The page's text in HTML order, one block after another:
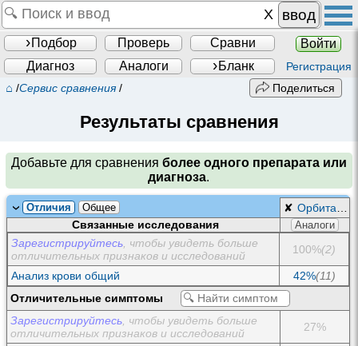
ввод
Подбор Проверь Сравни
Войти
Диагноз
Аналоги Бланк Регистрация
⌂ /Сервис сравнения/ Поделиться
Результаты сравнения
Добавьте для сравнения более одного препарата или
диагноза.
Отличия Общее ✘ Орбитальные осложнения синуситов
Связанные исследования
Аналоги
Зарегистрируйтесь , чтобы увидеть больше
отличительных признаков и исследований
100%(2)
Анализ крови общий 42%(11)
Отличительные симптомы
Зарегистрируйтесь , чтобы увидеть больше
отличительных признаков и исследований
27%